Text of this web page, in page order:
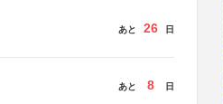
あと 26 日
あと 8 日